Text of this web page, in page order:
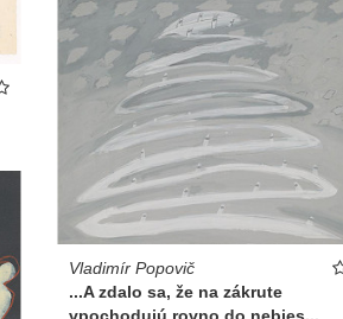
Vladimír Popovič
...A zdalo sa, že na zákrute